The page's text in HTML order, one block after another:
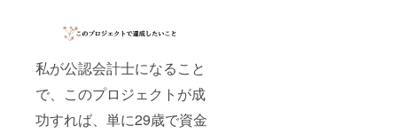
私が公認会計士になること
で、このプロジェクトが成
功すれば、単に29歳で資金